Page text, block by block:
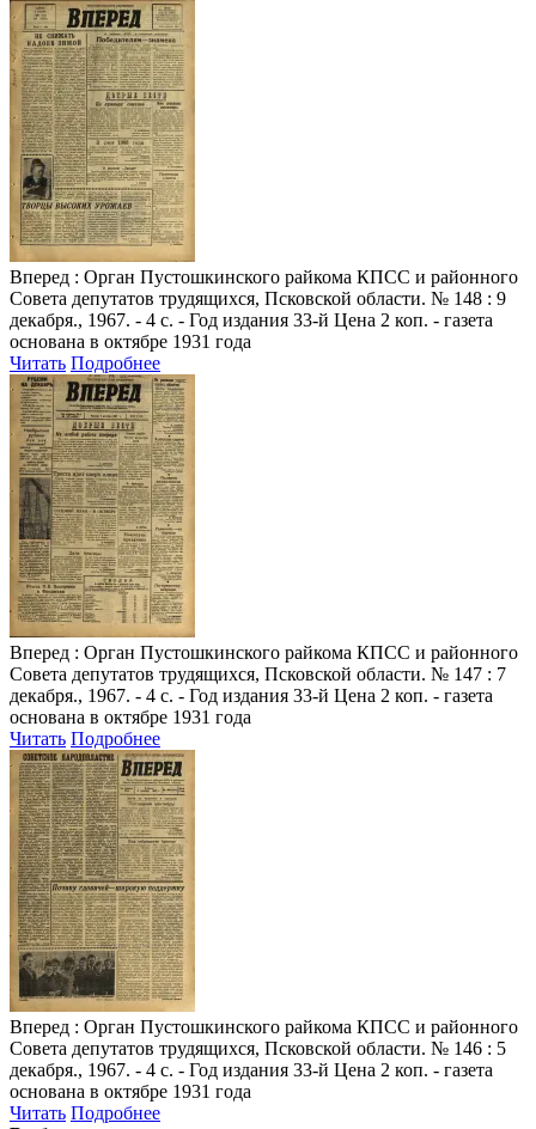
Вперед : Орган Пустошкинского райкома КПСС и районного
Совета депутатов трудящихся, Псковской области. № 148 : 9
декабря., 1967. - 4 с. - Год издания 33-й Цена 2 коп. - газета
основана в октябре 1931 года
Читать Подробнее
Вперед : Орган Пустошкинского райкома КПСС и районного
Совета депутатов трудящихся, Псковской области. № 147 : 7
декабря., 1967. - 4 с. - Год издания 33-й Цена 2 коп. - газета
основана в октябре 1931 года
Читать Подробнее
Вперед : Орган Пустошкинского райкома КПСС и районного
Совета депутатов трудящихся, Псковской области. № 146 : 5
декабря., 1967. - 4 с. - Год издания 33-й Цена 2 коп. - газета
основана в октябре 1931 года
Читать Подробнее